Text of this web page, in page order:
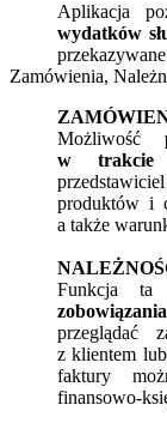
Aplikacja
wydatków
Zamówienia,
Możliwość
w trakcie
produktów i
a także
Funkcja ta
przeglądać
z klientem
faktury
finansowo-